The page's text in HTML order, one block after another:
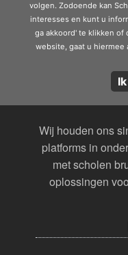
Wij houden ons
platforms in
met scholen
oplossingen
volgen. Zodoende kan
interesses en kunt u
ga akkoord' te klikken of
website, gaat u hiermee